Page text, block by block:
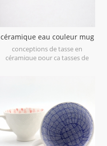
céramique eau couleur mug
or jante lave-vaisselle
conceptions de tasse en
céramique pour ça tasses de